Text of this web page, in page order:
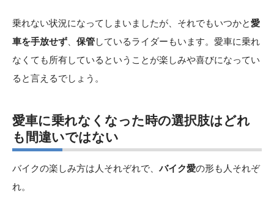
乗れない状況になってしまいましたが、それでもいつかと愛
車を手放せず
保管しているライダーもいます。愛車に乗れ
なくても所有しているということが楽しみや喜びになってい
ると言えるでしょう。
愛車に乗れなくなった時の選択肢はどれ
も間違いではない
バイクの楽しみ方は人それぞれで、 バイク愛の形も人それぞ
れ。